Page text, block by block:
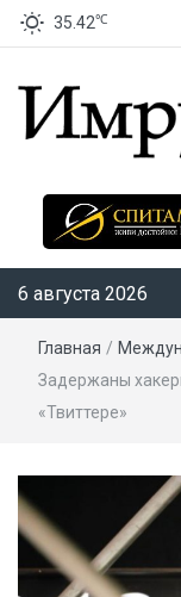
35.42℃
6 августа 2026
Главная /
Задержаны
«Твиттере»